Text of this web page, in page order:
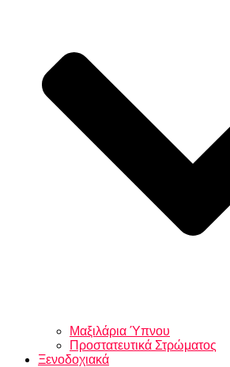
Μαξιλάρια Ύπνου
Προστατευτικά Στρώματος
Ξενοδοχιακά